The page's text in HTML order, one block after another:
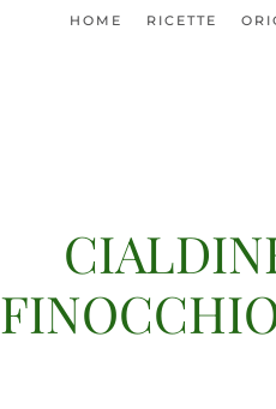
HOME RICETTE